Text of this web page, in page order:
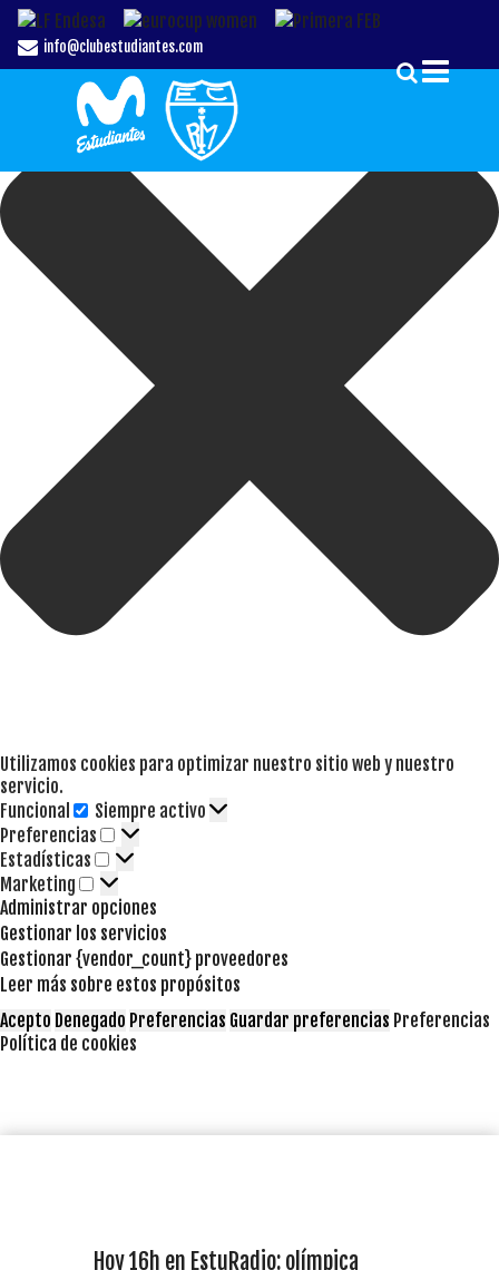
Gestionar el Consentimiento de las Cookies
Utilizamos cookies para optimizar nuestro sitio web y nuestro
servicio.
Funcional
Funcional
Siempre activo
Preferencias
Preferencias
Estadísticas Estadísticas
Marketing Marketing
Administrar opciones
Gestionar los servicios
Gestionar {vendor_count} proveedores
Leer más sobre estos propósitos
Acepto Denegado Preferencias Guardar preferencias Preferencias
Política de cookies
info@clubestudiantes.com
Hoy 16h en EstuRadio: olímpica